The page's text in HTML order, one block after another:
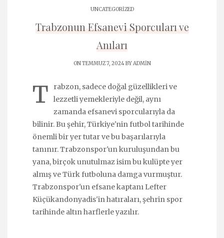
UNCATEGORIZED
Trabzonun Efsanevi Sporcuları ve
Anıları
ON TEMMUZ 7, 2024 BYADMIN
T
rabzon, sadece doğal güzellikleri ve
lezzetli yemekleriyle değil, aynı
zamanda efsanevi sporcularıyla da
bilinir. Bu şehir, Türkiye'nin futbol tarihinde
önemli bir yer tutar ve bu başarılarıyla
tanınır. Trabzonspor'un kuruluşundan bu
yana, birçok unutulmaz isim bu kulüpte yer
almış ve Türk futboluna damga vurmuştur.
Trabzonspor'un efsane kaptanı Lefter
Küçükandonyadis'in hatıraları, şehrin spor
tarihinde altın harflerle yazılır.